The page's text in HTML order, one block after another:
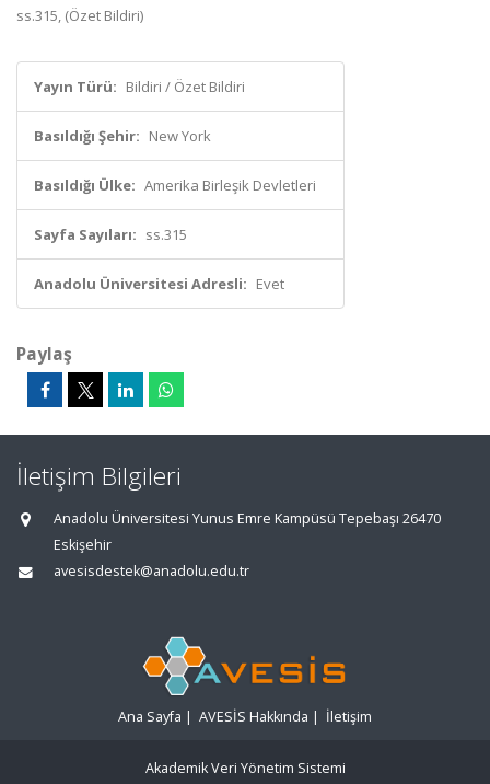
ss.315, (Özet Bildiri)
Yayın Türü: Bildiri / Özet Bildiri
Basıldığı Şehir: New York
Basıldığı Ülke: Amerika Birleşik Devletleri
Sayfa Sayıları: ss.315
Anadolu Üniversitesi Adresli: Evet
Paylaş
İletişim Bilgileri
Anadolu Üniversitesi Yunus Emre Kampüsü Tepebaşı 26470
Eskişehir
avesisdestek@anadolu.edu.tr
Ana Sayfa | AVESİS Hakkında | İletişim
Akademik Veri Yönetim Sistemi